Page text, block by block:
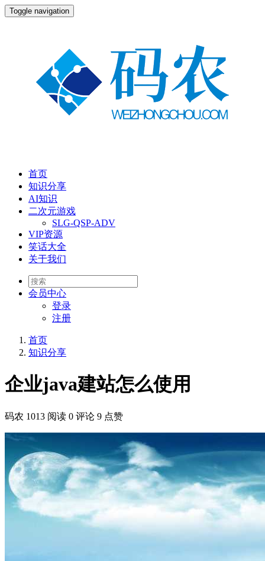
Toggle navigation
首页
知识分享
AI知识
二次元游戏
SLG-QSP-ADV
VIP资源
笑话大全
关于我们
会员中心
登录
注册
首页
知识分享
企业java建站怎么使用
码农 1013 阅读 0 评论 9 点赞